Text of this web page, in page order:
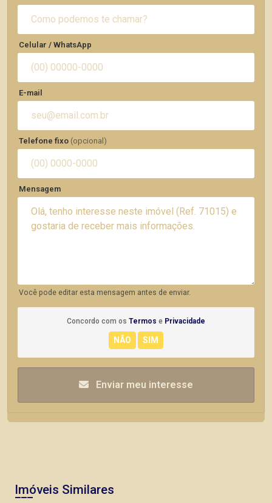
Celular / WhatsApp
E-mail
Telefone fixo (opcional)
Mensagem
Você pode editar esta mensagem antes de enviar.
Concordo com os Termos e Privacidade
Enviar meu interesse
Imóveis Similares